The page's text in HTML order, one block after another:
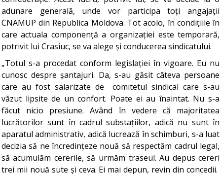
adunare generală, unde vor participa toți angajații
CNAMUP din Republica Moldova. Tot acolo, în condițiile în
care actuala componență a organizației este temporară,
potrivit lui Crasiuc, se va alege și conducerea sindicatului.
„Totul s-a procedat conform legislației în vigoare. Eu nu
cunosc despre șantajuri. Da, s-au găsit câteva persoane
care au fost salarizate de comitetul sindical care s-au
văzut lipsite de un confort. Poate ei au înaintat. Nu s-a
făcut nicio presiune. Având în vedere că majoritatea
lucrătorilor sunt în cadrul substațiilor, adică nu sunt în
aparatul administrativ, adică lucrează în schimburi, s-a luat
decizia să ne încredințeze nouă să respectăm cadrul legal,
să acumulăm cererile, să urmăm traseul. Au depus cereri
trei mii nouă sute și ceva. Ei mai depun, revin din concedii.